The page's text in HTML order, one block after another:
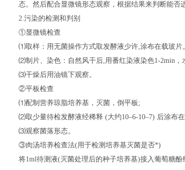
态。然后配合显微镜形态观察，根据结果来判断能否
2.污染的检测和判别
①显微镜检查
⑴取样：用无菌操作方式取发酵液少许,涂布在载玻片
⑵制片、染色：自然风干后,用番红染液染色1-2min，
⑶干燥后用油镜下观察。
②平板检查
⑴配制营养琼脂培养基，灭菌，倒平板;
⑵取少量待检发酵液经稀释 (大约10–6-10–7) 后涂布
⑶观察菌落形态。
③肉汤培养检查法(用于检测培养基灭菌是否*)
将1ml待测液(灭菌处理后的种子培养基)接入葡萄糖